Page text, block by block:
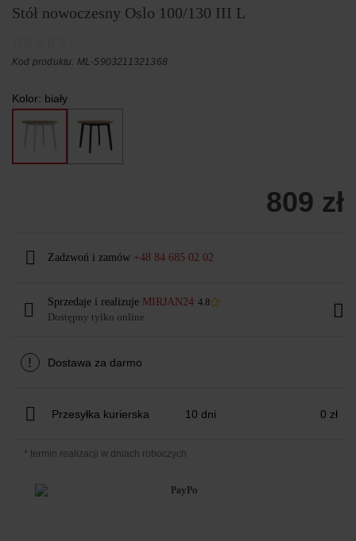
Stół nowoczesny Oslo 100/130 III L
Kod produktu: ML-5903211321368
Kolor: biały
809 zł
Zadzwoń i zamów +48 84 685 02 02
Sprzedaje i realizuje MIRJAN24 4.8
Dostępny tylko online
! Dostawa za darmo
Przesyłka kurierska 10 dni 0 zł
* termin realizacji w dniach roboczych